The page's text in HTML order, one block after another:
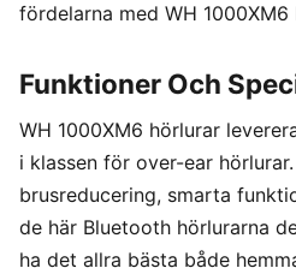
fördelarna med WH 1000XM6
Funktioner Och
WH 1000XM6 hörlurar
i klassen för over-ear
brusreducering, smarta
de här Bluetooth hörlurarna
ha det allra bästa både